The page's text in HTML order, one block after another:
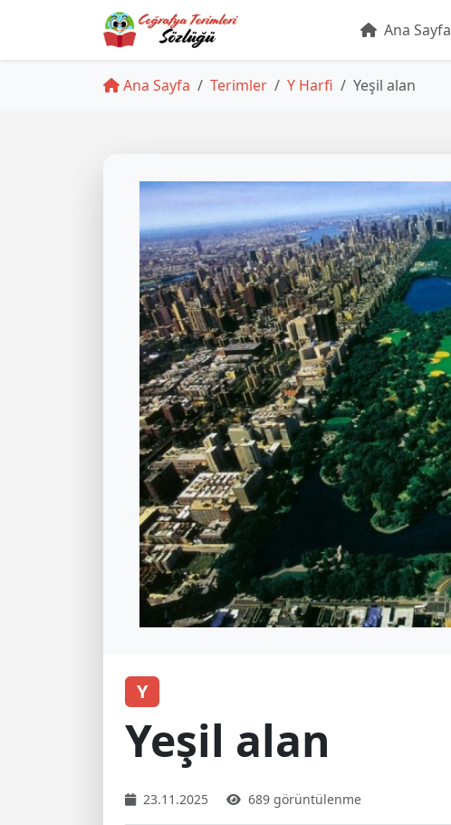
Ana Sayfa
Ana Sayfa Terimler Y Harfi Yeşil alan
Y
Yeşil alan
23.11.2025 689 görüntülenme